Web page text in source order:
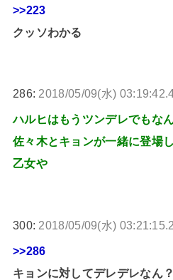
>>223
クッソわかる
286: 2018/05/09(水)
ハルヒはもうツンデレでもな
佐々木とキョンが一緒に登場
乙女や
300: 2018/05/09(水)
>>286
キョンに対してデレデレなん？